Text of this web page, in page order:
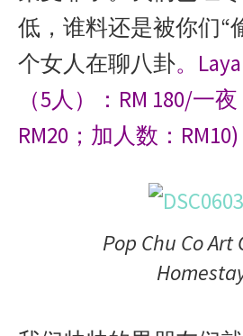
低，谁料还是被你们“
个女人在聊八卦。
（5人）：RM 180/一
RM20；加人数：RM10)
Pop Chu Co Art